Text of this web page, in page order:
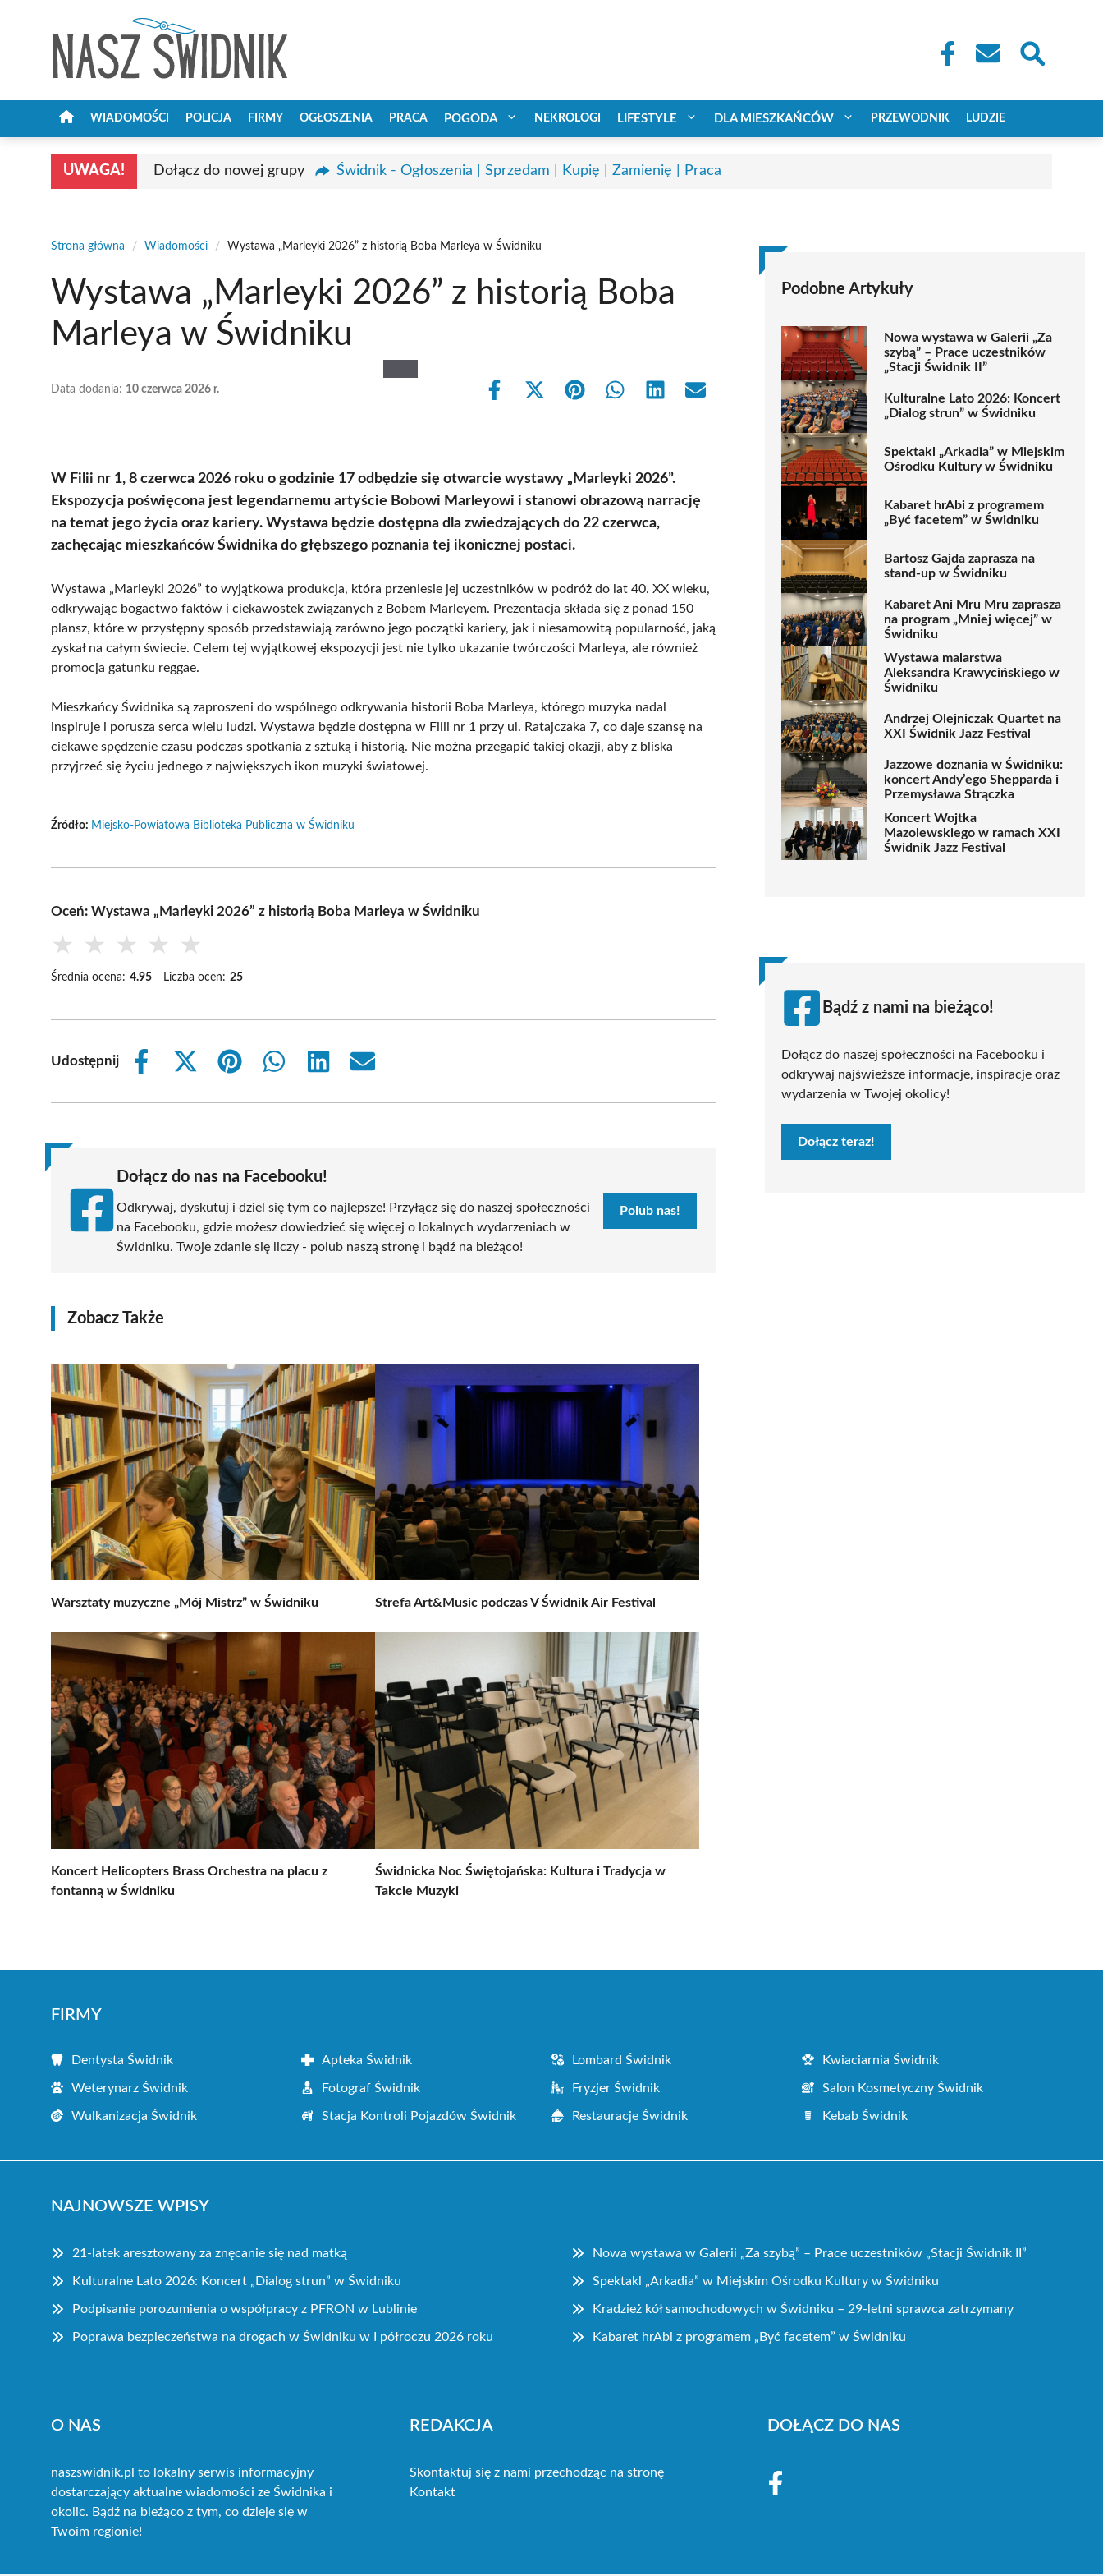
WIADOMOŚCI POLICJA FIRMY OGŁOSZENIA PRACA POGODA NEKROLOGI LIFESTYLE DLA MIESZKAŃCÓW PRZEWODNIK LUDZIE
UWAGA! Dołącz do nowej grupy Świdnik - Ogłoszenia | Sprzedam | Kupię | Zamienię | Praca
Strona główna / Wiadomości / Wystawa „Marleyki 2026” z historią Boba Marleya w Świdniku
Wystawa „Marleyki 2026” z historią Boba
Marleya w Świdniku
Data dodania: 10 czerwca 2026 r.
Share
Share
(Twitter)
Share Share Share Share
W Filii nr 1, 8 czerwca 2026 roku o godzinie 17 odbędzie się otwarcie wystawy „Marleyki 2026”.
Ekspozycja poświęcona jest legendarnemu artyście Bobowi Marleyowi i stanowi obrazową narrację
na temat jego życia oraz kariery. Wystawa będzie dostępna dla zwiedzających do 22 czerwca,
zachęcając mieszkańców Świdnika do głębszego poznania tej ikonicznej postaci.
Wystawa „Marleyki 2026” to wyjątkowa produkcja, która przeniesie jej uczestników w podróż do lat 40. XX wieku,
odkrywając bogactwo faktów i ciekawostek związanych z Bobem Marleyem. Prezentacja składa się z ponad 150
plansz, które w przystępny sposób przedstawiają zarówno jego początki kariery, jak i niesamowitą popularność, jaką
zyskał na całym świecie. Celem tej wyjątkowej ekspozycji jest nie tylko ukazanie twórczości Marleya, ale również
promocja gatunku reggae.
Mieszkańcy Świdnika są zaproszeni do wspólnego odkrywania historii Boba Marleya, którego muzyka nadal
inspiruje i porusza serca wielu ludzi. Wystawa będzie dostępna w Filii nr 1 przy ul. Ratajczaka 7, co daje szansę na
ciekawe spędzenie czasu podczas spotkania z sztuką i historią. Nie można przegapić takiej okazji, aby z bliska
przyjrzeć się życiu jednego z największych ikon muzyki światowej.
Źródło: Miejsko-Powiatowa Biblioteka Publiczna w Świdniku
Oceń: Wystawa „Marleyki 2026” z historią Boba Marleya w Świdniku
★ ★ ★ ★ ★
Średnia ocena: 4.95 Liczba ocen: 25
Udostępnij
Share
Share
(Twitter)
Share
Share
Share
Share
Dołącz do nas na Facebooku!
Odkrywaj, dyskutuj i dziel się tym co najlepsze! Przyłącz się do naszej społeczności
na Facebooku, gdzie możesz dowiedzieć się więcej o lokalnych wydarzeniach w
Świdniku. Twoje zdanie się liczy - polub naszą stronę i bądź na bieżąco!
Polub nas!
Zobacz Także
Warsztaty muzyczne „Mój Mistrz” w Świdniku Strefa Art&Music podczas V Świdnik Air Festival
Koncert Helicopters Brass Orchestra na placu z
fontanną w Świdniku
Świdnicka Noc Świętojańska: Kultura i Tradycja w
Takcie Muzyki
Podobne Artykuły
Nowa wystawa w Galerii „Za
szybą” – Prace uczestników
„Stacji Świdnik II”
Kulturalne Lato 2026: Koncert
„Dialog strun” w Świdniku
Spektakl „Arkadia” w Miejskim
Ośrodku Kultury w Świdniku
Kabaret hrAbi z programem
„Być facetem” w Świdniku
Bartosz Gajda zaprasza na
stand-up w Świdniku
Kabaret Ani Mru Mru zaprasza
na program „Mniej więcej” w
Świdniku
Wystawa malarstwa
Aleksandra Krawycińskiego w
Świdniku
Andrzej Olejniczak Quartet na
XXI Świdnik Jazz Festival
Jazzowe doznania w Świdniku:
koncert Andy’ego Shepparda i
Przemysława Strączka
Koncert Wojtka
Mazolewskiego w ramach XXI
Świdnik Jazz Festival
Bądź z nami na bieżąco!
Dołącz do naszej społeczności na Facebooku i
odkrywaj najświeższe informacje, inspiracje oraz
wydarzenia w Twojej okolicy!
Dołącz teraz!
FIRMY
Dentysta Świdnik Apteka Świdnik Lombard Świdnik Kwiaciarnia Świdnik
Weterynarz Świdnik Fotograf Świdnik Fryzjer Świdnik Salon Kosmetyczny Świdnik
Wulkanizacja Świdnik Stacja Kontroli Pojazdów Świdnik Restauracje Świdnik Kebab Świdnik
NAJNOWSZE WPISY
21-latek aresztowany za znęcanie się nad matką Nowa wystawa w Galerii „Za szybą” – Prace uczestników „Stacji Świdnik II”
Kulturalne Lato 2026: Koncert „Dialog strun” w Świdniku Spektakl „Arkadia” w Miejskim Ośrodku Kultury w Świdniku
Podpisanie porozumienia o współpracy z PFRON w Lublinie Kradzież kół samochodowych w Świdniku – 29-letni sprawca zatrzymany
Poprawa bezpieczeństwa na drogach w Świdniku w I półroczu 2026 roku Kabaret hrAbi z programem „Być facetem” w Świdniku
O NAS
naszswidnik.pl to lokalny serwis informacyjny
dostarczający aktualne wiadomości ze Świdnika i
okolic. Bądź na bieżąco z tym, co dzieje się w
Twoim regionie!
REDAKCJA
Skontaktuj się z nami przechodząc na stronę
Kontakt
DOŁĄCZ DO NAS